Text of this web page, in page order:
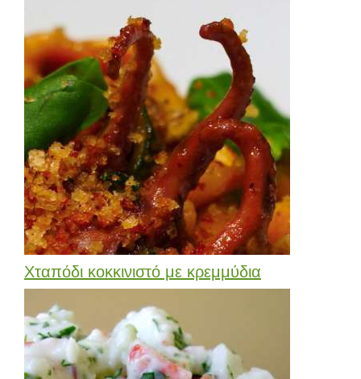
Χταπόδι κοκκινιστό με κρεμμύδια